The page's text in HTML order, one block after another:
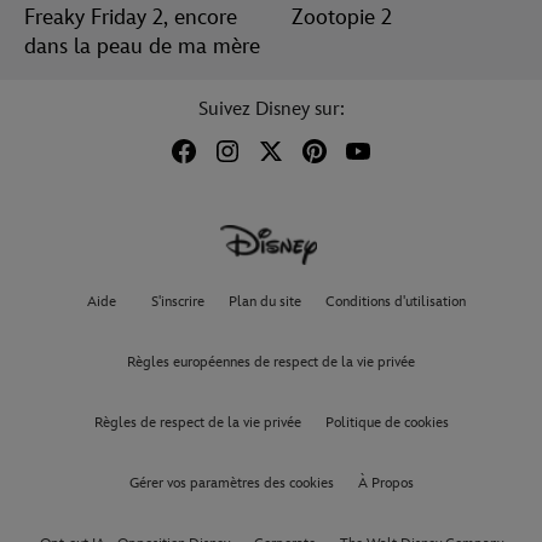
Freaky Friday 2, encore
dans la peau de ma mère
Zootopie 2
Suivez Disney sur:
Aide S'inscrire Plan du site Conditions d'utilisation
Règles européennes de respect de la vie privée
Règles de respect de la vie privée Politique de cookies
Gérer vos paramètres des cookies À Propos